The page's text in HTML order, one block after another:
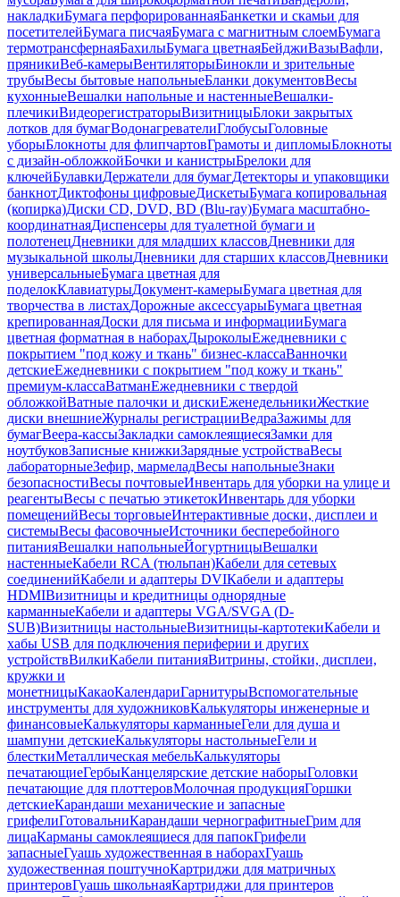
накладкиБумага перфорированнаяБанкетки и скамьи для
посетителейБумага писчаяБумага с магнитным слоемБумага
термотрансфернаяБахилыБумага цветнаяБейджиВазыВафли,
пряникиВеб-камерыВентиляторыБинокли и зрительные
трубыВесы бытовые напольныеБланки документовВесы
кухонныеВешалки напольные и настенныеВешалки-
плечикиВидеорегистраторыВизитницыБлоки закрытых
лотков для бумагВодонагревателиГлобусыГоловные
уборыБлокноты для флипчартовГрамоты и дипломыБлокноты
с дизайн-обложкойБочки и канистрыБрелоки для
ключейБулавкиДержатели для бумагДетекторы и упаковщики
банкнотДиктофоны цифровыеДискетыБумага копировальная
(копирка)Диски CD, DVD, BD (Blu-ray)Бумага масштабно-
координатнаяДиспенсеры для туалетной бумаги и
полотенецДневники для младших классовДневники для
музыкальной школыДневники для старших классовДневники
универсальныеБумага цветная для
поделокКлавиатурыДокумент-камерыБумага цветная для
творчества в листахДорожные аксессуарыБумага цветная
крепированнаяДоски для письма и информацииБумага
цветная форматная в наборахДыроколыЕжедневники с
покрытием "под кожу и ткань" бизнес-классаВанночки
детскиеЕжедневники с покрытием "под кожу и ткань"
премиум-классаВатманЕжедневники с твердой
обложкойВатные палочки и дискиЕженедельникиЖесткие
диски внешниеЖурналы регистрацииВедраЗажимы для
бумагВеера-кассыЗакладки самоклеящиесяЗамки для
ноутбуковЗаписные книжкиЗарядные устройстваВесы
лабораторныеЗефир, мармеладВесы напольныеЗнаки
безопасностиВесы почтовыеИнвентарь для уборки на улице и
реагентыВесы с печатью этикетокИнвентарь для уборки
помещенийВесы торговыеИнтерактивные доски, дисплеи и
системыВесы фасовочныеИсточники бесперебойного
питанияВешалки напольныеЙогуртницыВешалки
настенныеКабели RCA (тюльпан)Кабели для сетевых
соединенийКабели и адаптеры DVIКабели и адаптеры
HDMIВизитницы и кредитницы однорядные
карманныеКабели и адаптеры VGA/SVGA (D-
SUB)Визитницы настольныеВизитницы-картотекиКабели и
хабы USB для подключения периферии и других
устройствВилкиКабели питанияВитрины, стойки, дисплеи,
кружки и
монетницыКакаоКалендариГарнитурыВспомогательные
инструменты для художниковКалькуляторы инженерные и
финансовыеКалькуляторы карманныеГели для душа и
шампуни детскиеКалькуляторы настольныеГели и
блесткиМеталлическая мебельКалькуляторы
печатающиеГербыКанцелярские детские наборыГоловки
печатающие для плоттеровМолочная продукцияГоршки
детскиеКарандаши механические и запасные
грифелиГотовальниКарандаши чернографитныеГрим для
лицаКарманы самоклеящиеся для папокГрифели
запасныеГуашь художественная в наборахГуашь
художественная поштучноКартриджи для матричных
принтеровГуашь школьнаяКартриджи для принтеров